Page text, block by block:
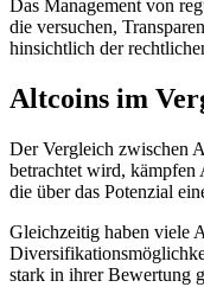
Das Management von
die versuchen,
hinsichtlich der
Altcoins im
Der Vergleich zwischen
betrachtet wird, kämpfen
die über das Potenzial
Gleichzeitig haben viele
stark in ihrer Bewertung